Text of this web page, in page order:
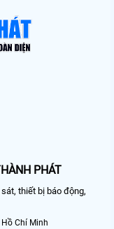
PHÁT
thiết bị báo động,
Chí Minh